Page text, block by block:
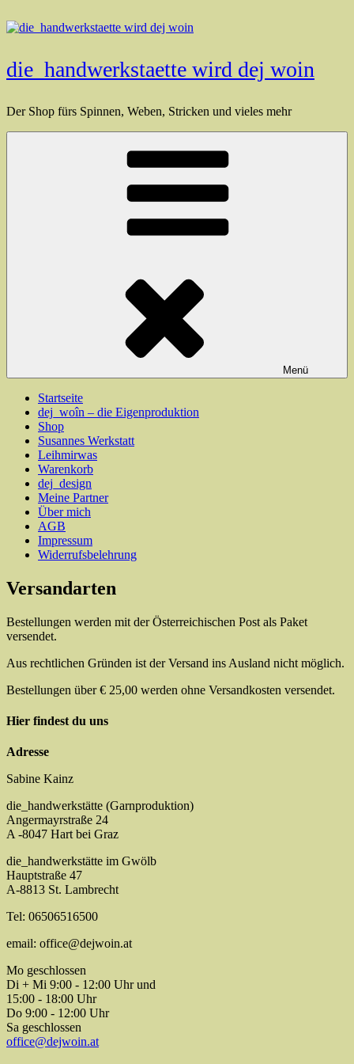
Inhalt
die_handwerkstaette wird dej woin
Der Shop fürs Spinnen, Weben, Stricken und vieles mehr
Menü
Startseite
dej_woîn – die Eigenproduktion
Shop
Susannes Werkstatt
Leihmirwas
Warenkorb
dej_design
Meine Partner
Über mich
AGB
Impressum
Widerrufsbelehrung
Versandarten
Bestellungen werden mit der Österreichischen Post als Paket
versendet.
Aus rechtlichen Gründen ist der Versand ins Ausland nicht möglich.
Bestellungen über € 25,00 werden ohne Versandkosten versendet.
Hier findest du uns
Adresse
Sabine Kainz
die_handwerkstätte (Garnproduktion)
Angermayrstraße 24
A -8047 Hart bei Graz
die_handwerkstätte im Gwölb
Hauptstraße 47
A-8813 St. Lambrecht
Tel: 06506516500
email: office@dejwoin.at
Mo geschlossen
Di + Mi 9:00 - 12:00 Uhr und
15:00 - 18:00 Uhr
Do 9:00 - 12:00 Uhr
Sa geschlossen
office@dejwoin.at